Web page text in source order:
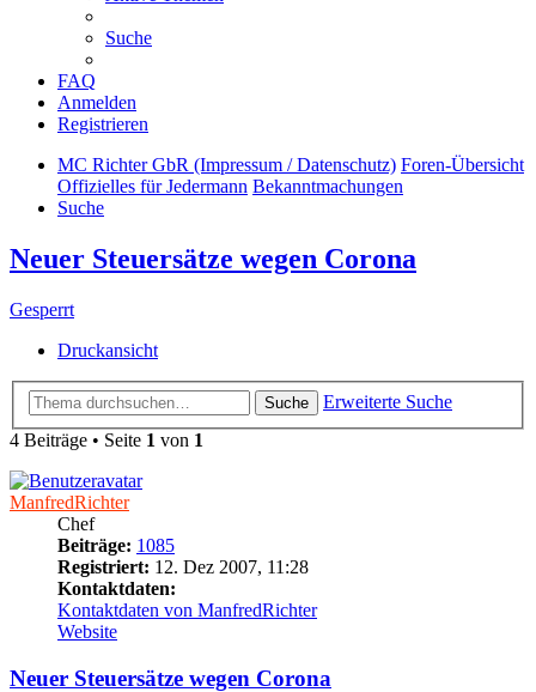
Suche
FAQ
Anmelden
Registrieren
MC Richter GbR (Impressum / Datenschutz) Foren-Übersicht
Offizielles für Jedermann Bekanntmachungen
Suche
Neuer Steuersätze wegen Corona
Gesperrt
Druckansicht
Suche
Erweiterte Suche
4 Beiträge • Seite 1 von 1
ManfredRichter
Chef
Beiträge: 1085
Registriert: 12. Dez 2007, 11:28
Kontaktdaten:
Kontaktdaten von ManfredRichter
Website
Neuer Steuersätze wegen Corona